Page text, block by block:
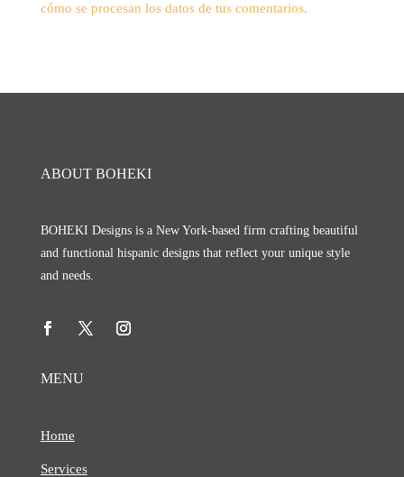
cómo se procesan los datos de tus comentarios.
ABOUT BOHEKI
BOHEKI Designs is a New York-based firm crafting beautiful
and functional hispanic designs that reflect your unique style
and needs.
MENU
Home
Services